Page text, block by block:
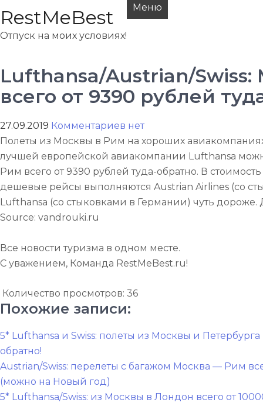
к
содержимому
RestMeBest
Отпуск на моих условиях!
Меню
Lufthansa/Austrian/
всего от 9390 рублей
27.09.2019 Комментариев нет
Полеты из Москвы в Рим на хороших
лучшей европейской авиакомпании Lufthansa
Рим всего от 9390 рублей туда-обратно. В
дешевые рейсы выполняются Austrian Airlines (со
Lufthansa (со стыковками в Германии) чуть дороже.
Source: vandrouki.ru
Все новости туризма в одном месте.
С уважением, Команда RestMeBest.ru!
Количество просмотров: 36
Похожие записи:
5* Lufthansa и Swiss: полеты из Москвы и
обратно!
Austrian/Swiss: перелеты с багажом Москва — Рим
(можно на Новый год)
5* Lufthansa/Swiss: из Москвы в Лондон всего от